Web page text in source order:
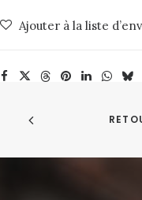
Minimum
Ajouter à la liste